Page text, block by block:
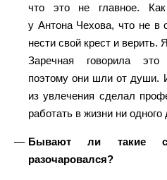
что это не главное.
у Антона Чехова, что не в
нести свой крест и
Заречная говорила это
поэтому они шли от души.
из увлечения сделал
работать в жизни ни одного
Бывают ли такие
разочаровался?